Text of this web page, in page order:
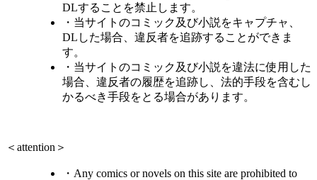
DLすることを禁止します。
・当サイトのコミック及び小説をキャプチャ、
DLした場合、違反者を追跡することができま
す。
・当サイトのコミック及び小説を違法に使用した
場合、違反者の履歴を追跡し、法的手段を含むし
かるべき手段をとる場合があります。
＜attention＞
・Any comics or novels on this site are prohibited to